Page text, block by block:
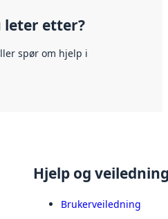
leter etter?
spør om hjelp i
Hjelp og
Brukerveiledning